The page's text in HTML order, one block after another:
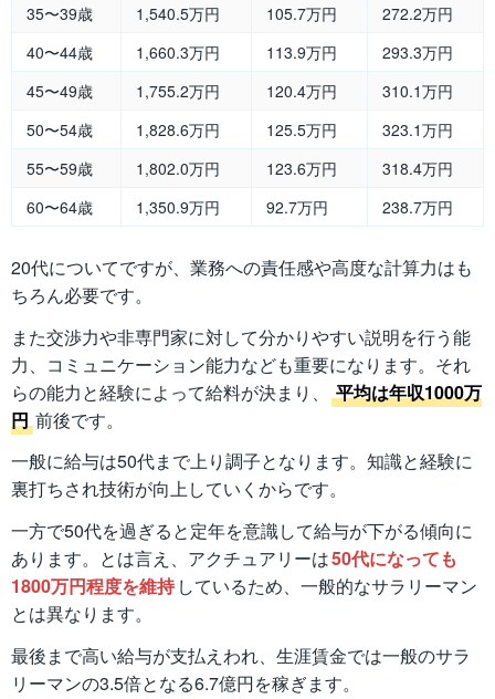
35〜39歳
1,540.5万円 105.7万円
272.2万円
40〜44歳
1,660.3万円 113.9万円
293.3万円
45〜49歳
1,755.2万円 120.4万円
310.1万円
50〜54歳
1,828.6万円 125.5万円
323.1万円
55〜59歳
1,802.0万円 123.6万円
318.4万円
60〜64歳
1,350.9万円 92.7万円 238.7万円
20代についてですが、業務への責任感や高度な計算力はも
ちろん必要です。
また交渉力や非専門家に対して分かりやすい説明を行う能
力、コミュニケーション能力なども重要になります。それ
らの能力と経験によって給料が決まり、
平均は年収1000万
円 前後です。
一般に給与は50代まで上り調子となります。知識と経験に
裏打ちされ技術が向上していくからです。
一方で50代を過ぎると定年を意識して給与が下がる傾向に
あります。とは言え、アクチュアリーは50代になっても
1800万円程度を維持 しているため、一般的なサラリーマン
とは異なります。
最後まで高い給与が支払えわれ、生涯賃金では一般のサラ
リーマンの3.5倍となる6.7億円を稼ぎます。